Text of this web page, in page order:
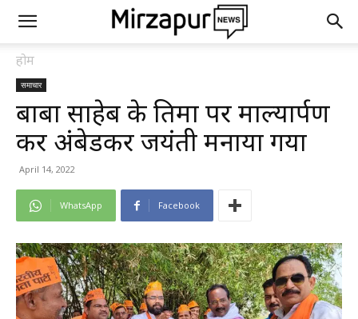
होम
समाचार
बाबा साहेब के प्रतिमा पर माल्यार्पण
कर अंबेडकर जयंती मनाया गया
April 14, 2022
WhatsApp Facebook